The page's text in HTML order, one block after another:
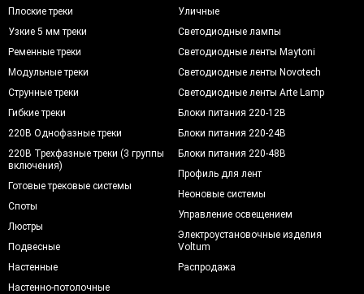
Плоские треки
Узкие 5 мм треки
Ременные треки
Модульные треки
Струнные треки
Гибкие треки
220В Однофазные треки
220В Трехфазные треки (3 группы
включения)
Готовые трековые системы
Споты
Люстры
Подвесные
Настенные
Настенно-потолочные
Уличные
Светодиодные лампы
Светодиодные ленты Maytoni
Светодиодные ленты Novotech
Светодиодные ленты Arte Lamp
Блоки питания 220-12В
Блоки питания 220-24В
Блоки питания 220-48В
Профиль для лент
Неоновые системы
Управление освещением
Электроустановочные изделия
Voltum
Распродажа